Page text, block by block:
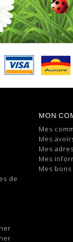
de
MON
Mes
Mes
Mes
Mes
Mes